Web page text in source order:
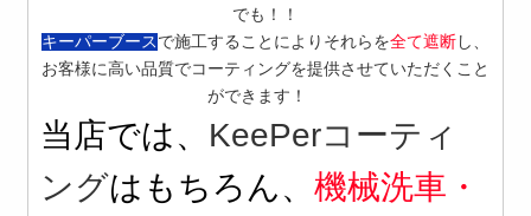
でも！！
キーパーブース で施工することによりそれらを全て遮断 し、
お客様に高い品質でコーティングを提供させていただくこと
ができます！
当店では、 KeePerコーティ
ングはもちろん、機械洗車・